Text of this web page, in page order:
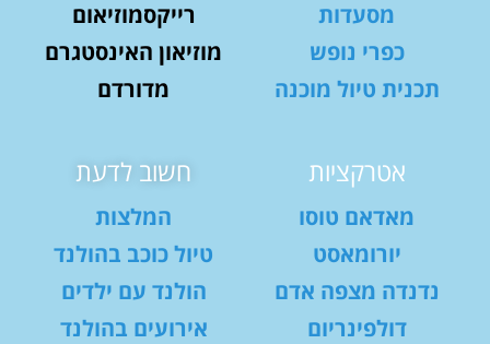
מסעדות
כפרי נופש
תכנית טיול מוכנה
רייקסמוזיאום
מוזיאון האינסטגרם
מדורדם
אטרקציות
מאדאם טוסו
יורומאסט
נדנדה מצפה אדם
דולפינריום
חשוב לדעת
המלצות
טיול כוכב בהולנד
הולנד עם ילדים
אירועים בהולנד